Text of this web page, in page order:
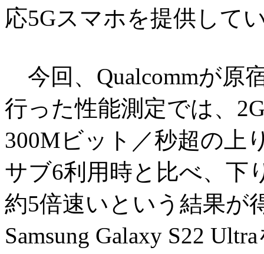
応5Gスマホを提供して
今回、Qualcommが原
行った性能測定では、
300Mビット／秒超の上
サブ6利用時と比べ、下
約5倍速いという結果が
Samsung Galaxy S22